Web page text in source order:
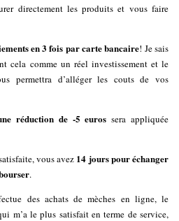
directement les produits et vous faire
en 3 fois par carte bancaire! Je sais
cela comme un réel investissement et le
permettra d’alléger les couts de vos
réduction de -5 euros sera appliquée
vous avez 14 jours pour échanger
.
des achats de mèches en ligne, le
m’a le plus satisfait en terme de service,